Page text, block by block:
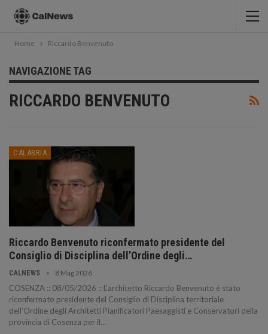
Home Riccardo Benvenuto
NAVIGAZIONE TAG
RICCARDO BENVENUTO
CALABRIA
Riccardo Benvenuto riconfermato presidente del
Consiglio di Disciplina dell’Ordine degli…
CALNEWS 8 Mag 2026
COSENZA :: 08/05/2026 :: L’architetto Riccardo Benvenuto è stato
riconfermato presidente del Consiglio di Disciplina territoriale
dell’Ordine degli Architetti Pianificatori Paesaggisti e Conservatori della
provincia di Cosenza per il…